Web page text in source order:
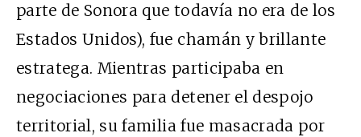
parte de Sonora que todavía no era de los
Estados Unidos), fue chamán y brillante
estratega. Mientras participaba en
negociaciones para detener el despojo
territorial, su familia fue masacrada por